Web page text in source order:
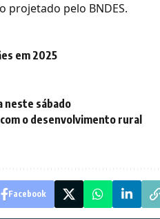
projetado pelo BNDES.
em 2025
neste sábado
o desenvolvimento rural
Facebook